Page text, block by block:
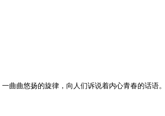
曲悠扬的旋律，向人们诉说着内心青春的话语